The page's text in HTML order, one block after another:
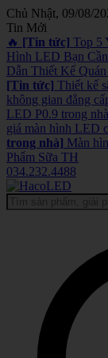
Chủ Nhật, 09/08/
Tin Mới
🔥 [Tin tức] Top 5
Hình LED Bạn
Dẫn Thiết Kế
[Tin tức] Thiết kế
không gian đẳng
LED P0.9 trong
giá màn hình LED
trong nhà] Màn
Phẩm Sữa TH
034.232.4488